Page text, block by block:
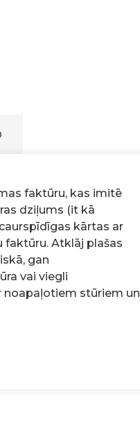
faktūru, kas imitē
dziļums (it kā
kārtas ar
Atklāj plašas
gan
vai viegli
noapaļotiem stūriem un